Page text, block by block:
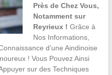
Près de Chez Vous,
Notamment sur
Reyrieux ! Grâce à
Nos Informations,
d’une Aindinoise
! Vous Pouvez Ainsi
sur des Techniques